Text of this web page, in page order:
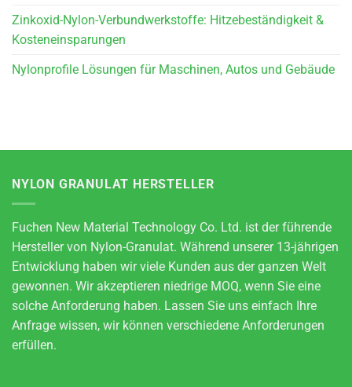
Zinkoxid-Nylon-Verbundwerkstoffe: Hitzebeständigkeit &
Kosteneinsparungen
Nylonprofile Lösungen für Maschinen, Autos und Gebäude
NYLON GRANULAT HERSTELLER
Fuchen New Material Technology Co. Ltd. ist der führende
Hersteller von Nylon-Granulat. Während unserer 13-jährigen
Entwicklung haben wir viele Kunden aus der ganzen Welt
gewonnen. Wir akzeptieren niedrige MOQ, wenn Sie eine
solche Anforderung haben. Lassen Sie uns einfach Ihre
Anfrage wissen, wir können verschiedene Anforderungen
erfüllen.